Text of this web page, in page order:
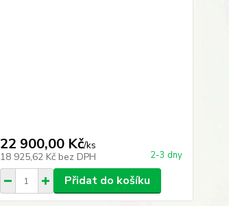
22 900,00 Kč/ks
18 925,62 Kč bez DPH 2-3 dny
Přidat do košíku